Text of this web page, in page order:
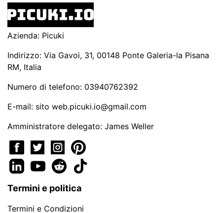
Azienda: Picuki
Indirizzo: Via Gavoi, 31, 00148 Ponte Galeria-la Pisana
RM, Italia
Numero di telefono: 03940762392
E-mail: sito web.picuki.io@gmail.com
Amministratore delegato: James Weller
Termini e politica
Termini e Condizioni